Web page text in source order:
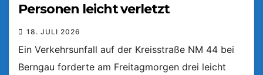
Personen leicht verletzt
18. JULI 2026
Ein Verkehrsunfall auf der Kreisstraße NM 44 bei
Berngau forderte am Freitagmorgen drei leicht